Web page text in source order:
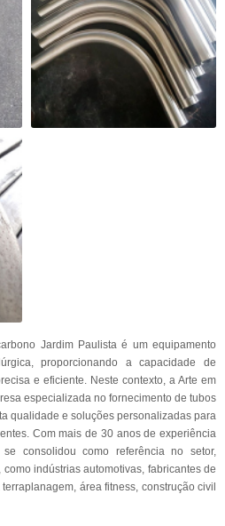
Jardim Paulista é um equipamento
proporcionando a capacidade de
e eficiente. Neste contexto, a Arte em
especializada no fornecimento de tubos
qualidade e soluções personalizadas para
Com mais de 30 anos de experiência
consolidou como referência no setor,
indústrias automotivas, fabricantes de
área fitness, construção civil